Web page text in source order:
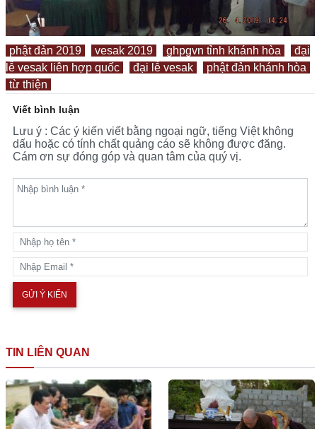
phật đản 2019 vesak 2019 ghpgvn tỉnh khánh hòa
đại
lễ vesak liên hợp quốc
đại lễ vesak
phật đản khánh hòa
từ thiện
Viết bình luận
Lưu ý : Các ý kiến viết bằng ngoại ngữ, tiếng Việt không
dấu hoặc có tính chất quảng cáo sẽ không được đăng.
Cám ơn sự đóng góp và quan tâm của quý vị.
TIN LIÊN QUAN